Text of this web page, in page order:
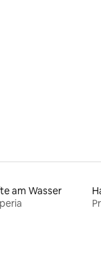
4,87 von 5,
am Wasser